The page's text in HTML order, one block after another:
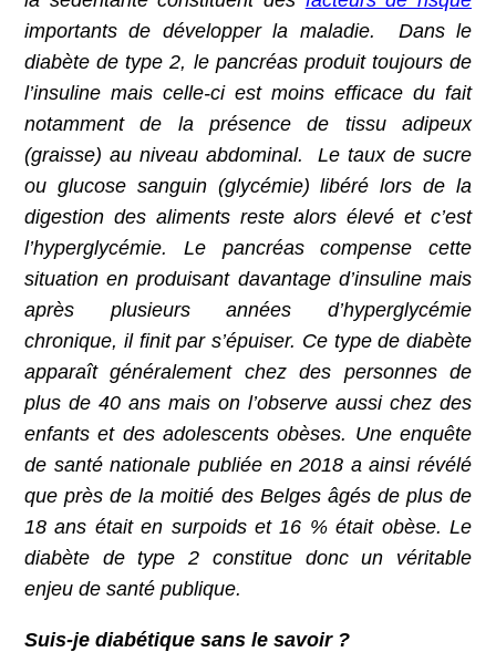
importants de développer la maladie. Dans le
diabète de type 2, le pancréas produit toujours de
l’insuline mais celle-ci est moins efficace du fait
notamment de la présence de tissu adipeux
(graisse) au niveau abdominal. Le taux de sucre
ou glucose sanguin (glycémie) libéré lors de la
digestion des aliments reste alors élevé et c’est
l’hyperglycémie. Le pancréas compense cette
situation en produisant davantage d’insuline mais
après plusieurs années d’hyperglycémie
chronique, il finit par s’épuiser. Ce type de diabète
apparaît généralement chez des personnes de
plus de 40 ans mais on l’observe aussi chez des
enfants et des adolescents obèses. Une enquête
de santé nationale publiée en 2018 a ainsi révélé
que près de la moitié des Belges âgés de plus de
18 ans était en surpoids et 16 % était obèse. Le
diabète de type 2 constitue donc un véritable
enjeu de santé publique.
Suis-je diabétique sans le savoir ?